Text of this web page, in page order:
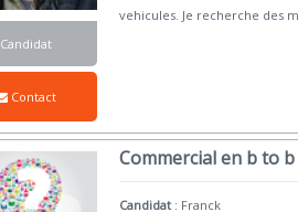
Candidat
Contact
vehicules. Je recherche des
Commercial en b to b
Candidat : Franck